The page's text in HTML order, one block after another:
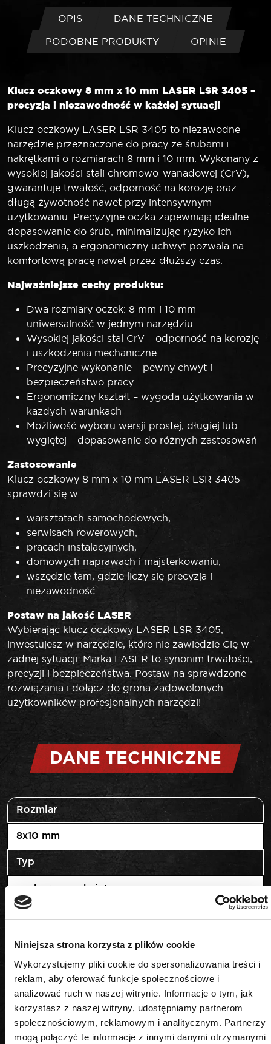
Niniejsza strona korzysta z plików cookie
Wykorzystujemy pliki cookie do spersonalizowania treści i
reklam, aby oferować funkcje społecznościowe i
analizować ruch w naszej witrynie. Informacje o tym, jak
korzystasz z naszej witryny, udostępniamy partnerom
społecznościowym, reklamowym i analitycznym. Partnerzy
mogą połączyć te informacje z innymi danymi otrzymanymi
OPIS
DANE TECHNICZNE
PODOBNE PRODUKTY
OPINIE
Klucz oczkowy 8 mm x 10 mm LASER LSR 3405 –
precyzja i niezawodność w każdej sytuacji
Klucz oczkowy LASER LSR 3405 to niezawodne
narzędzie przeznaczone do pracy ze śrubami i
nakrętkami o rozmiarach 8 mm i 10 mm. Wykonany z
wysokiej jakości stali chromowo-wanadowej (CrV),
gwarantuje trwałość, odporność na korozję oraz
długą żywotność nawet przy intensywnym
użytkowaniu. Precyzyjne oczka zapewniają idealne
dopasowanie do śrub, minimalizując ryzyko ich
uszkodzenia, a ergonomiczny uchwyt pozwala na
komfortową pracę nawet przez dłuższy czas.
Najważniejsze cechy produktu:
Dwa rozmiary oczek: 8 mm i 10 mm –
uniwersalność w jednym narzędziu
Wysokiej jakości stal CrV – odporność na korozję
i uszkodzenia mechaniczne
Precyzyjne wykonanie – pewny chwyt i
bezpieczeństwo pracy
Ergonomiczny kształt – wygoda użytkowania w
każdych warunkach
Możliwość wyboru wersji prostej, długiej lub
wygiętej – dopasowanie do różnych zastosowań
Zastosowanie
Klucz oczkowy 8 mm x 10 mm LASER LSR 3405
sprawdzi się w:
warsztatach samochodowych,
serwisach rowerowych,
pracach instalacyjnych,
domowych naprawach i majsterkowaniu,
wszędzie tam, gdzie liczy się precyzja i
niezawodność.
Postaw na jakość LASER
Wybierając klucz oczkowy LASER LSR 3405,
inwestujesz w narzędzie, które nie zawiedzie Cię w
żadnej sytuacji. Marka LASER to synonim trwałości,
precyzji i bezpieczeństwa. Postaw na sprawdzone
rozwiązania i dołącz do grona zadowolonych
użytkowników profesjonalnych narzędzi!
DANE TECHNICZNE
Rozmiar
8x10 mm
Typ
oczkowy zamknięty
PODOBNE PRODUKTY